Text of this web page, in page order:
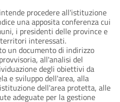
procedere all'istituzione
una apposita conferenza cui
i presidenti delle province e
interessati.
un documento di indirizzo
all'analisi del
degli obiettivi da
e sviluppo dell'area, alla
dell'area protetta, alle
adeguate per la gestione